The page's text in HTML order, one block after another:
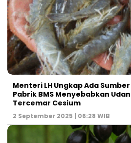
Menteri LH Ungkap Ada
Pabrik BMS Menyebabkan
Tercemar Cesium
2 September 2025 | 06:28 WIB